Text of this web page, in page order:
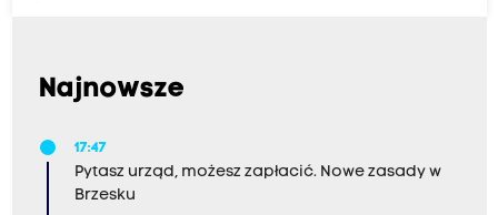
Najnowsze
17:47
Pytasz urząd, możesz zapłacić. Nowe zasady w
Brzesku